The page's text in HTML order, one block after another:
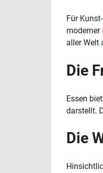
Für
moderner
aller Welt
Die
Essen
darstellt.
Die